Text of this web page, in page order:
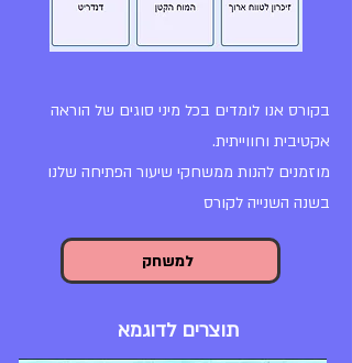
בקורס אנו לומדים בכל מיני סוגים של הוראה
אקטיבית וחווייתית.
מוזמנים להנות ממשחקי שיעור הפתיחה שלנו
בשנה השנייה לקורס
למשחק
תוצרים לדוגמא